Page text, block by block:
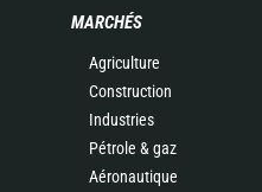
MARCHÉS
Agriculture
Construction
Industries
Pétrole & gaz
Aéronautique